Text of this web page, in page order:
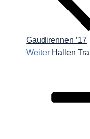
Gaudirennen ’17
Nächster
Weiter Hallen